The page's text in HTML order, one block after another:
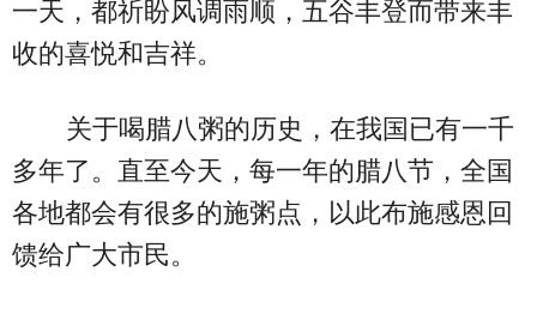
一天，都祈盼风调雨顺，五谷丰登而带来丰
收的喜悦和吉祥。
关于喝腊八粥的历史，在我国已有一千
多年了。直至今天，每一年的腊八节，全国
各地都会有很多的施粥点，以此布施感恩回
馈给广大市民。